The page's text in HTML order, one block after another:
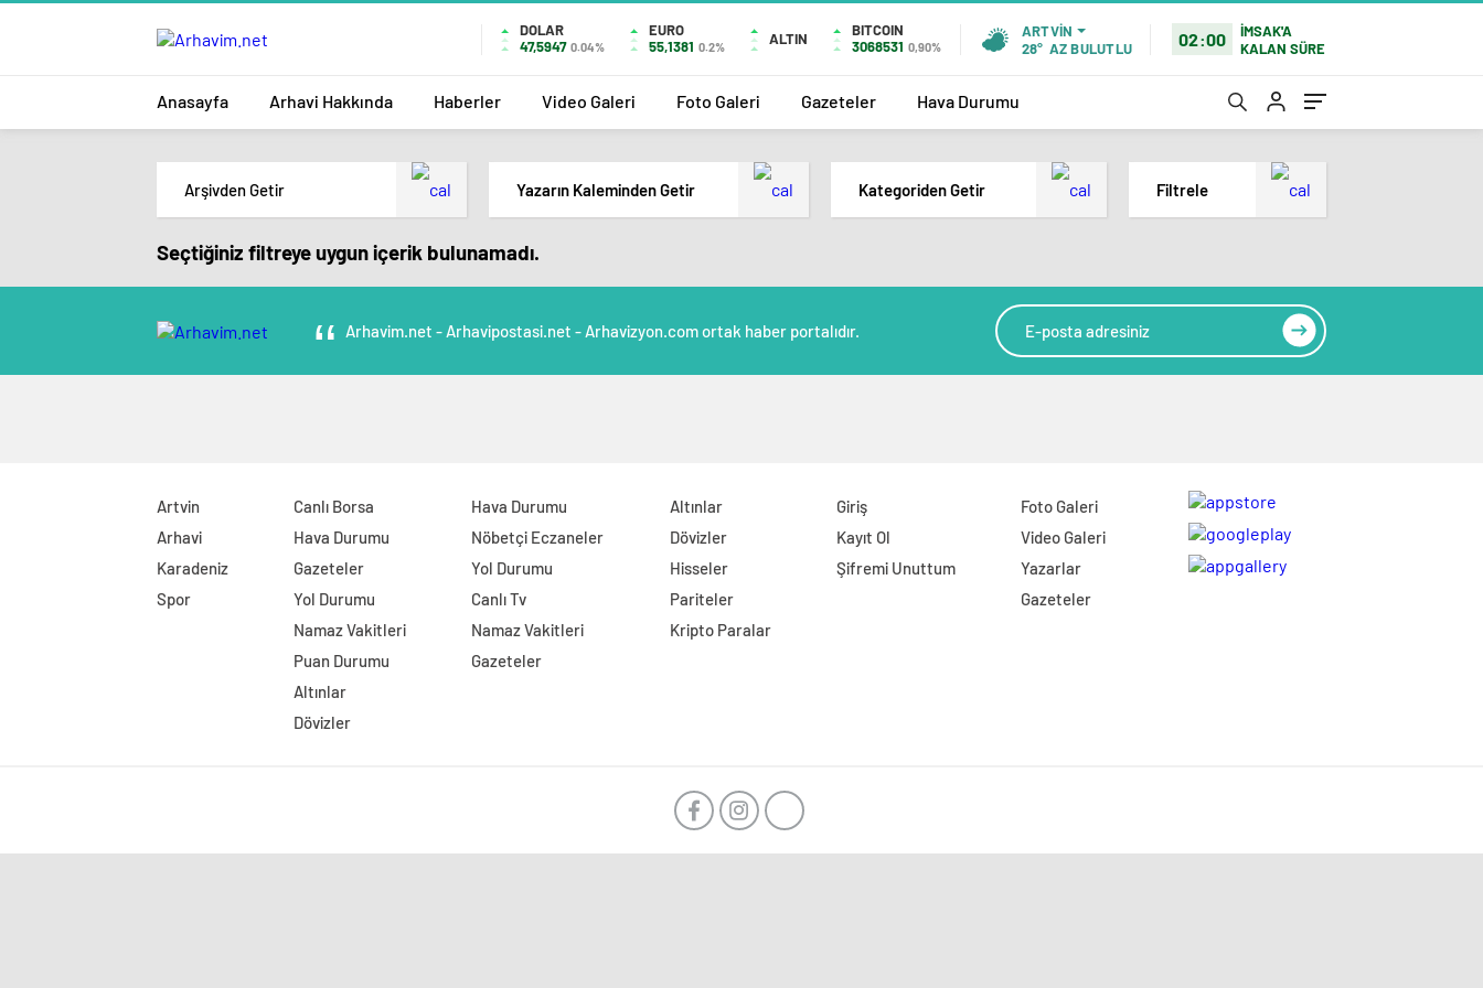
DOLAR
47,5947 0.04%
EURO
55,1381 0.2% ALTIN
BITCOIN
3068531 0,90%
ARTVIN
28° AZ BULUTLU 02:00
İMSAK'A
KALAN SÜRE
Anasayfa Arhavi Hakkında Haberler Video Galeri Foto Galeri Gazeteler Hava Durumu
Yazarın Kaleminden Getir Kategoriden Getir Filtrele
Seçtiğiniz filtreye uygun içerik bulunamadı.
Arhavim.net - Arhavipostasi.net - Arhavizyon.com ortak haber portalıdır.
Artvin
Arhavi
Karadeniz
Spor
Canlı Borsa
Hava Durumu
Gazeteler
Yol Durumu
Namaz Vakitleri
Puan Durumu
Altınlar
Dövizler
Hava Durumu
Nöbetçi Eczaneler
Yol Durumu
Canlı Tv
Namaz Vakitleri
Gazeteler
Altınlar
Dövizler
Hisseler
Pariteler
Kripto Paralar
Giriş
Kayıt Ol
Şifremi Unuttum
Foto Galeri
Video Galeri
Yazarlar
Gazeteler